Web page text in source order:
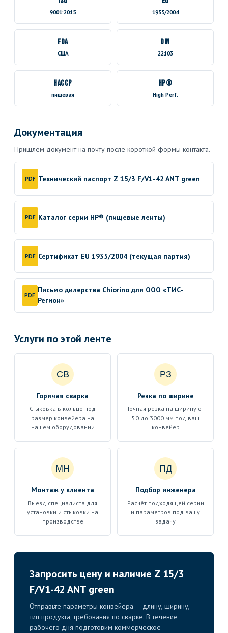
9001:2015 1935/2004
FDA
США
DIN
22103
HACCP
пищевая
HP®
High Perf.
Документация
Пришлём документ на почту после короткой формы контакта.
PDF Технический паспорт Z 15/3 F/V1-42 ANT green
PDF Каталог серии HP® (пищевые ленты)
PDF Сертификат EU 1935/2004 (текущая партия)
PDF
Письмо дилерства Chiorino для ООО «ТИС-
Регион»
Услуги по этой ленте
СВ
Горячая сварка
Стыковка в кольцо под
размер конвейера на
нашем оборудовании
РЗ
Резка по ширине
Точная резка на ширину от
50 до 3000 мм под ваш
конвейер
МН
Монтаж у клиента
Выезд специалиста для
установки и стыковки на
производстве
ПД
Подбор инженера
Расчёт подходящей серии
и параметров под вашу
задачу
Запросить цену и наличие Z 15/3
F/V1-42 ANT green
Отправьте параметры конвейера — длину, ширину,
тип продукта, требования по сварке. В течение
рабочего дня подготовим коммерческое